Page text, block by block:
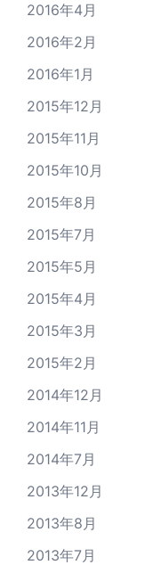
2016年4月
2016年2月
2016年1月
2015年12月
2015年11月
2015年10月
2015年8月
2015年7月
2015年5月
2015年4月
2015年3月
2015年2月
2014年12月
2014年11月
2014年7月
2013年12月
2013年8月
2013年7月